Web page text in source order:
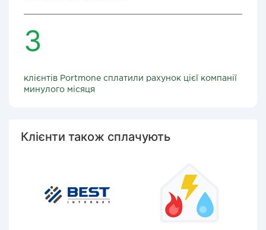
3
клієнтів Portmone сплатили рахунок цієї компанії
минулого місяця
Клієнти також сплачують